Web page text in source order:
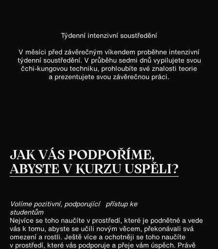
Týdenní intenzivní soustředění
V měsíci před závěrečným víkendem proběhne intenzivní
týdenní soustředění. V průběhu sedmi dnů vypilujete svou
čchi-kungovou techniku, prohloubíte své znalosti teorie
a prezentujete svou závěrečnou práci.
JAK VÁS PODPOŘÍME,
ABYSTE V KURZU USPĚLI?
Volíme pozitivní, podporující přístup ke
studentům
Nejvíce se toho naučíte v prostředí, které je podnětné a vede
vás k tomu, abyste se učili novým věcem, překonávali svá
omezení a rostli. Ještě více a ochotněji se toho naučíte
v prostředí, které vás podporuje a přeje vám úspěch. Právě